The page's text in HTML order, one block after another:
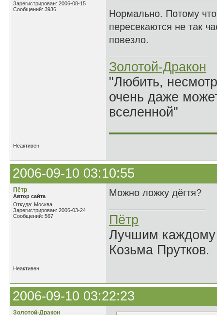
Зарегистрирован: 2006-08-15
Сообщений: 3936
Нормально. Потому
пересекаются не так
повезло.
Золотой-Дракон
"Любить,
очень даже
вселенной"
Неактивен
2006-09-10 03:10:55
Пётр
Автор сайта
Откуда: Москва
Зарегистрирован: 2006-03-24
Сообщений: 567
Можно ложку дёгтя?
Пётр
Лучшим каждому
Козьма Прутков.
Неактивен
2006-09-10 03:22:23
Золотой-Дракон